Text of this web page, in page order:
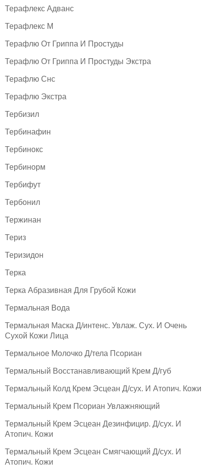
Терафлекс Адванс
Терафлекс М
Терафлю От Гриппа И Простуды
Терафлю От Гриппа И Простуды Экстра
Терафлю Снс
Терафлю Экстра
Тербизил
Тербинафин
Тербинокс
Тербинорм
Тербифут
Тербонил
Тержинан
Териз
Теризидон
Терка
Терка Абразивная Для Грубой Кожи
Термальная Вода
Термальная Маска Д/интенс. Увлаж. Сух. И Очень
Сухой Кожи Лица
Термальное Молочко Д/тела Псориан
Термальный Восстанавливающий Крем Д/губ
Термальный Колд Крем Эсцеан Д/сух. И Атопич. Кожи
Термальный Крем Псориан Увлажняющий
Термальный Крем Эсцеан Дезинфицир. Д/сух. И
Атопич. Кожи
Термальный Крем Эсцеан Смягчающий Д/сух. И
Атопич. Кожи